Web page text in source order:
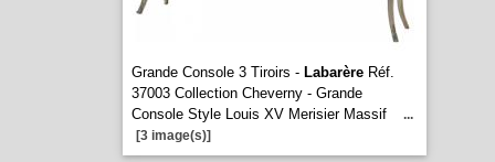
Grande Console 3 Tiroirs - LabarèreRéf.
37003 Collection Cheverny - Grande
Console Style Louis XV Merisier Massif
...
[3 image(s)]